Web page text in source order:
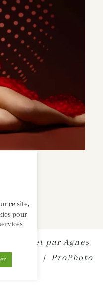
internet parAgnes
| ProPhoto
ce site,
pour